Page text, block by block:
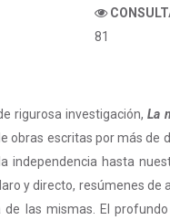
81
rigurosa investigación,La
obras escritas por más de
independencia hasta
y directo, resúmenes
las mismas. El